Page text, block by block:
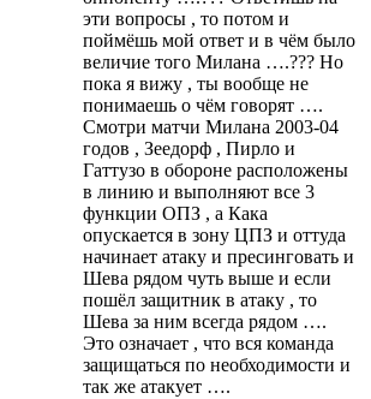
эти вопросы , то потом и
поймёшь мой ответ и в чём было
величие того Милана ….??? Но
пока я вижу , ты вообще не
понимаешь о чём говорят ….
Смотри матчи Милана 2003-04
годов , Зеедорф , Пирло и
Гаттузо в обороне расположены
в линию и выполняют все 3
функции ОПЗ , а Кака
опускается в зону ЦПЗ и оттуда
начинает атаку и пресинговать и
Шева рядом чуть выше и если
пошёл защитник в атаку , то
Шева за ним всегда рядом ….
Это означает , что вся команда
защищаться по необходимости и
так же атакует ….